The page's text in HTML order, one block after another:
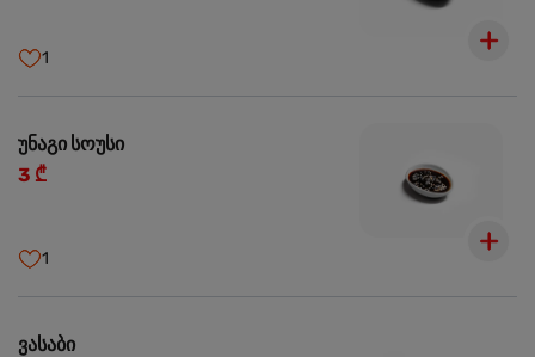
1
უნაგი სოუსი
3 ₾
1
ვასაბი